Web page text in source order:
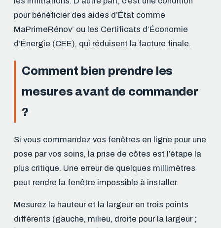
pour bénéficier des aides d’État comme
MaPrimeRénov’ ou les Certificats d’Économie
d’Énergie (CEE), qui réduisent la facture finale.
Comment bien prendre les
mesures avant de commander
?
Si vous commandez vos fenêtres en ligne pour une
pose par vos soins, la prise de côtes est l’étape la
plus critique. Une erreur de quelques millimètres
peut rendre la fenêtre impossible à installer.
Mesurez la hauteur et la largeur en trois points
différents (gauche, milieu, droite pour la largeur ;